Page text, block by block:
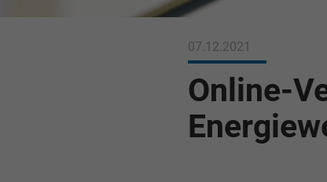
07.12.2021
Online-